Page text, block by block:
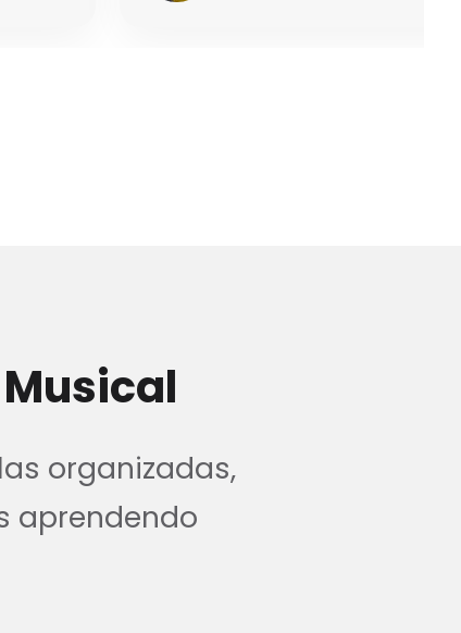
organizadas,
aprendendo